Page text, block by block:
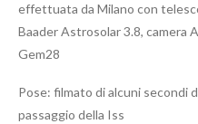
effettuata da Milano con
Baader Astrosolar 3.8, camera
Gem28
Pose: filmato di alcuni
passaggio della Iss